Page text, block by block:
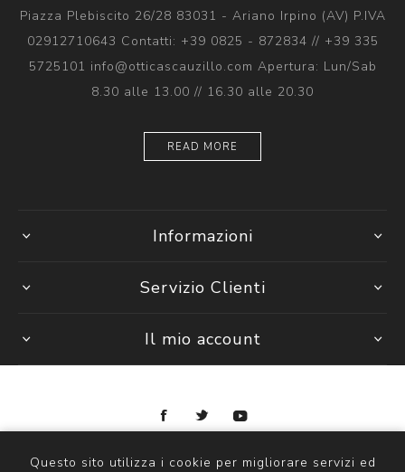
Piazza Plebiscito 26/28 83031 - Ariano Irpino (AV) P.IVA
02912710643 Contatti: +39 0825 - 872834 // +39 335
5725101 info@otticascauzillo.com Apertura: Lun/Sab
8.30 alle 13.00 // 16.30 alle 20.30
READ MORE
Informazioni
Servizio Clienti
Il mio account
Copyright © 2026 Ottica Scauzillo. Tutti i diritti riservati
Questo sito utilizza i cookie per migliorare servizi ed